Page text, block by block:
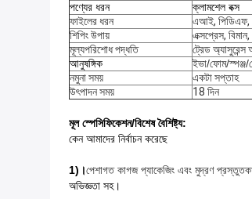
পণ্যের ধরন
ক্লামশেল বক্স
ফাইলের ধরন
এআই, পিডিএফ,
শিপিং উপায়
এক্সপ্রেস,
মূল্যপরিশোধ পদ্ধতি
ট্রেড অ্যাসুরেন্স
আনুষঙ্গিক
ইভা/ফোম/স্পঞ্জ/
নমুনা সময়
একটা সপ্তাহ
উৎপাদন সময়
18 দিন
মূল স্পেসিফিকেশন/বিশেষ বৈশিষ্ট্য:
কেন আমাদের নির্বাচন করেছে
1)।পেশাগত কাগজ প্যাকেজিং এবং মুদ্রণ
অভিজ্ঞতা সহ।